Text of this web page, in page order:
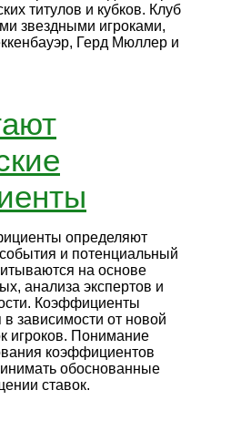
титулов и кубков. Клуб
звездными игроками,
Герд Мюллер и
определяют
и потенциальный
на основе
анализа экспертов и
Коэффициенты
зависимости от новой
игроков. Понимание
коэффициентов
обоснованные
ставок.